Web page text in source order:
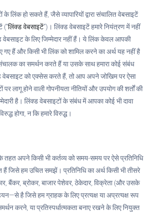
के लिंक हो सकते हैं, जैसे व्यापारियों द्वारा संचालित वेबसाइटें
(“लिंक्ड वेबसाइटें“)। लिंक्ड वेबसाइटें हमारे नियंत्रण में नहीं
वेबसाइट के लिए जिम्मेदार नहीं हैं। ये लिंक केवल आपकी
गए हैं और किसी भी लिंक को शामिल करने का अर्थ यह नहीं है
का समर्थन करते हैं या उसके साथ हमारा कोई संबंध
को एक्सेस करते हैं, तो आप अपने जोखिम पर ऐसा
लागू होने वाली गोपनीयता नीतियों और उपयोग की शर्तों की
है। लिंक्ड वेबसाइटों के संबंध में आपका कोई भी दावा
होगा, न कि हमारे विरुद्ध।
तहत अपने किसी भी कर्तव्य को समय-समय पर ऐसे प्रतिनिधि
जिसे हम उचित समझें। प्रतिनिधि का अर्थ किसी भी तीसरे
बैंकर, ब्रोकर, बाजार पेशेवर, ठेकेदार, विक्रेता (और उसके
है जिसे हम ग्राहक के लिए प्रत्यक्ष या अप्रत्यक्ष रूप
करने, या प्रतिस्पर्धात्मकता बनाए रखने के लिए नियुक्त